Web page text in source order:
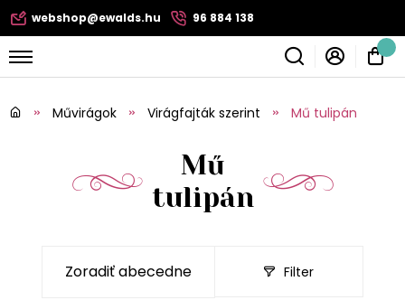
webshop@ewalds.hu 96 884 138
Művirágok Virágfajták szerint Mű tulipán
Mű
tulipán
Filter